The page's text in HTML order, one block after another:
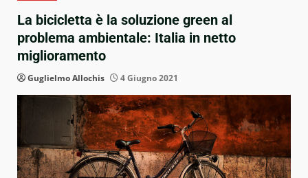
La bicicletta è la soluzione green al
problema ambientale: Italia in netto
miglioramento
Guglielmo Allochis 4 Giugno 2021